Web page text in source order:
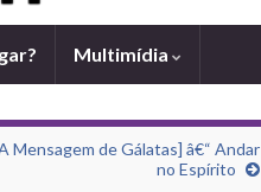
Multimídia
Mensagem de Gálatas] â€“ Andar
no Espí­rito